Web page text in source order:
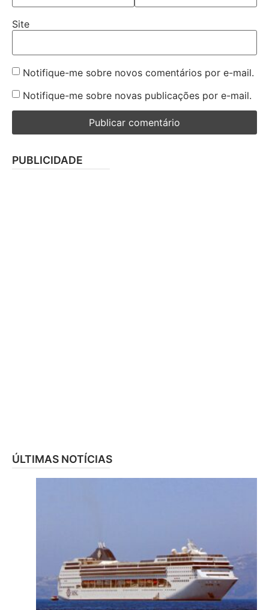
Site
Notifique-me sobre novos comentários por e-mail.
Notifique-me sobre novas publicações por e-mail.
PUBLICIDADE
ÚLTIMAS NOTÍCIAS